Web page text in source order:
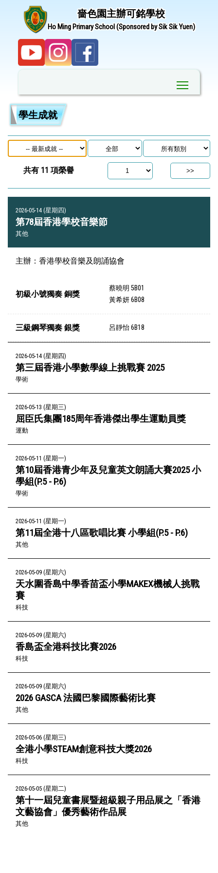
嗇色園主辦可銘學校
Ho Ming Primary School (Sponsored by Sik Sik Yuen)
學生成就
共有 11 項榮譽
2026-05-14 (星期四)
第78屆香港學校音樂節
其他
主辦：香港學校音樂及朗誦協會
初級小號獨奏 銅獎
蔡曉明 5B01
黃希妍 6B08
三級鋼琴獨奏 銀獎 呂靜怡 6B18
2026-05-14 (星期四)
第三屆香港小學數學線上挑戰賽 2025
學術
2026-05-13 (星期三)
屈臣氏集團185周年香港傑出學生運動員獎
運動
2026-05-11 (星期一)
第10屆香港青少年及兒童英文朗誦大賽2025 小
學組(P.5 - P.6)
學術
2026-05-11 (星期一)
第11屆全港十八區歌唱比賽 小學組(P.5 - P.6)
其他
2026-05-09 (星期六)
天水圍香島中學香苗盃小學MAKEX機械人挑戰
賽
科技
2026-05-09 (星期六)
香島盃全港科技比賽2026
科技
2026-05-09 (星期六)
2026 GASCA 法國巴黎國際藝術比賽
其他
2026-05-06 (星期三)
全港小學STEAM創意科技大獎2026
科技
2026-05-05 (星期二)
第十一屆兒童書展暨超級親子用品展之「香港
文藝協會」優秀藝術作品展
其他